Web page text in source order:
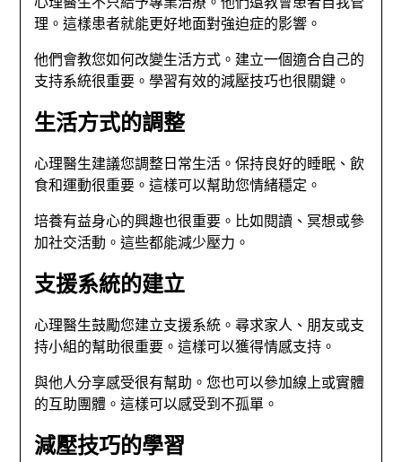
理。這樣患者就能更好地面對強迫症的影響。
他們會教您如何改變生活方式。建立一個適合自己的
支持系統很重要。學習有效的減壓技巧也很關鍵。
生活方式的調整
心理醫生建議您調整日常生活。保持良好的睡眠、飲
食和運動很重要。這樣可以幫助您情緒穩定。
培養有益身心的興趣也很重要。比如閱讀、冥想或參
加社交活動。這些都能減少壓力。
支援系統的建立
心理醫生鼓勵您建立支援系統。尋求家人、朋友或支
持小組的幫助很重要。這樣可以獲得情感支持。
與他人分享感受很有幫助。您也可以參加線上或實體
的互助團體。這樣可以感受到不孤單。
減壓技巧的學習